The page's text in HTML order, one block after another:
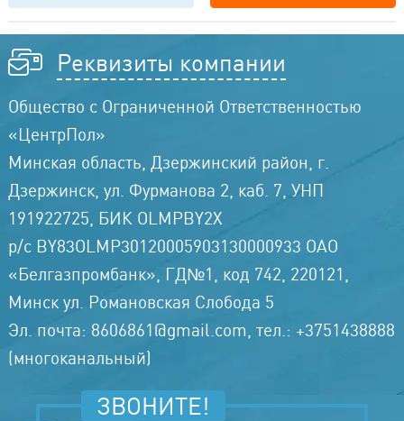
Реквизиты компании
Общество с Ограниченной Ответственностью
«ЦентрПол»
Минская область, Дзержинский район, г.
Дзержинск, ул. Фурманова 2, каб. 7, УНП
191922725, БИК OLMPBY2X
р/с BY83OLMP30120005903130000933 ОАО
«Белгазпромбанк», ГД№1, код 742, 220121,
Минск ул. Романовская Слобода 5
Эл. почта: 8606861@gmail.com, тел.: +3751438888
(многоканальный)
ЗВОНИТЕ!